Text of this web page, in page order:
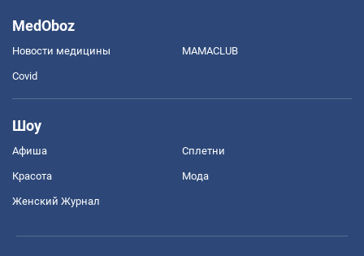
MedOboz
Новости медицины MAMACLUB
Covid
Шоу
Афиша Сплетни
Красота Мода
Женский Журнал